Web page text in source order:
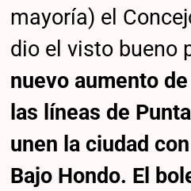
mayoría) el
dio el visto bueno
nuevo aumento
las líneas de
unen la ciudad
Bajo Hondo. El